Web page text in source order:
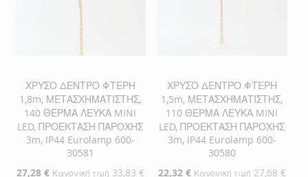
ΧΡΥΣΟ ΔΕΝΤΡΟ ΦΤΕΡΗ
1,8m, ΜΕΤΑΣΧΗΜΑΤΙΣΤΗΣ,
140 ΘΕΡΜΑ ΛΕΥΚΑ MINI
LED, ΠΡΟΕΚΤΑΣΗ ΠΑΡΟΧΗΣ
3m, IP44 Eurolamp 600-
30581
Ειδική
27,28 € Κανονική τιμή 33,83 €
ΧΡΥΣΟ ΔΕΝΤΡΟ ΦΤΕΡΗ
1,5m, ΜΕΤΑΣΧΗΜΑΤΙΣΤΗΣ,
110 ΘΕΡΜΑ ΛΕΥΚΑ MINI
LED, ΠΡΟΕΚΤΑΣΗ ΠΑΡΟΧΗΣ
3m, IP44 Eurolamp 600-
30580
Ειδική
22,32 € Κανονική τιμή 27,68 €